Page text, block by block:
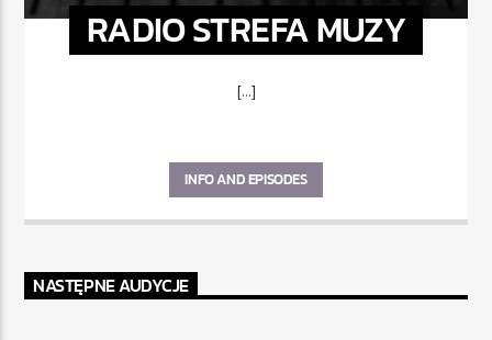
RADIO STREFA MUZY
[...]
INFO AND EPISODES
NASTĘPNE AUDYCJE